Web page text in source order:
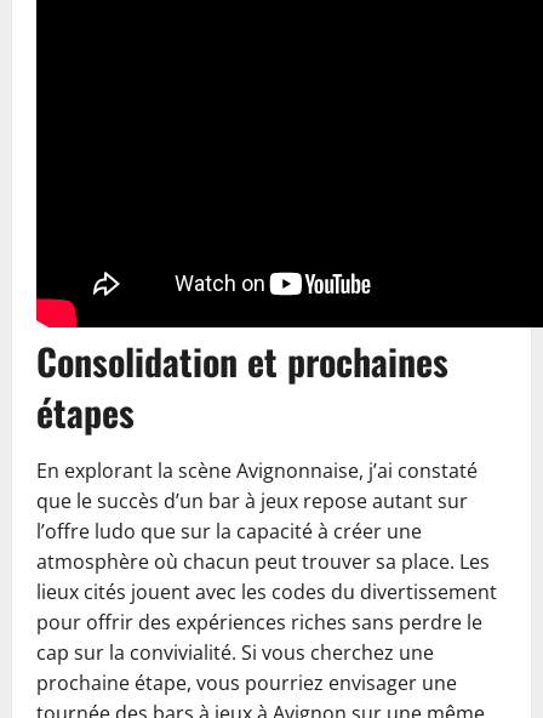
Consolidation et prochaines
étapes
En explorant la scène Avignonnaise, j’ai constaté
que le succès d’un bar à jeux repose autant sur
l’offre ludo que sur la capacité à créer une
atmosphère où chacun peut trouver sa place. Les
lieux cités jouent avec les codes du divertissement
pour offrir des expériences riches sans perdre le
cap sur la convivialité. Si vous cherchez une
prochaine étape, vous pourriez envisager une